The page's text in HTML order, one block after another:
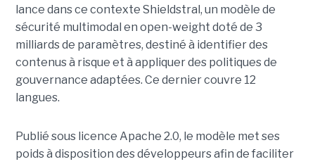
lance dans ce contexte Shieldstral, un modèle de
sécurité multimodal en open-weight doté de 3
milliards de paramètres, destiné à identifier des
contenus à risque et à appliquer des politiques de
gouvernance adaptées. Ce derniercouvre 12
langues.
Publié sous licence Apache 2.0, le modèle met ses
poids à disposition des développeurs afin de faciliter